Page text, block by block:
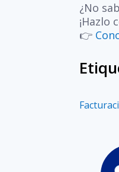
¿No
¡Hazlo
👉